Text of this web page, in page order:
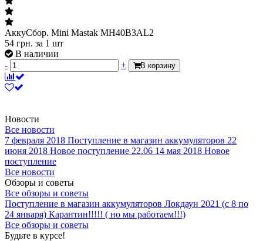
АккуСбор. Mini Mastak MH40B3AL2
54 грн. за 1 шт
В наличии
-
+ В корзину
Новости
Все новости
7 февраля 2018 Поступление в магазин аккумуляторов 22
июня 2018 Новое поступление 22.06 14 мая 2018 Новое
поступление
Все новости
Обзоры и советы
Все обзоры и советы
Поступление в магазин аккумуляторов Локдаун 2021 (с 8 по
24 января) Карантин!!!!! ( но мы работаем!!!)
Все обзоры и советы
Будьте в курсе!